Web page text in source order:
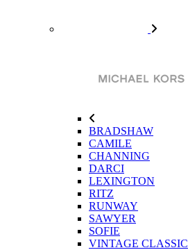
BRADSHAW
CAMILE
CHANNING
DARCI
LEXINGTON
RITZ
RUNWAY
SAWYER
SOFIE
VINTAGE CLASSIC